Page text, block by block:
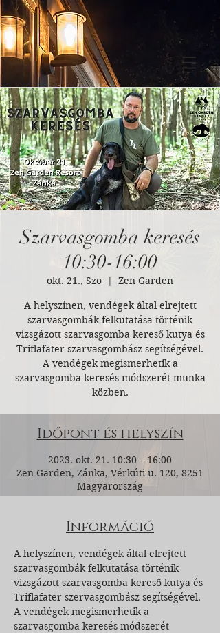
Szarvasgomba keresés
10:30-16:00
okt. 21., Szo
  |
Zen Garden
A helyszínen, vendégek által elrejtett
szarvasgombák felkutatása történik
vizsgázott szarvasgomba kereső kutya és
Triflafater szarvasgombász segítségével.
A vendégek megismerhetik a
szarvasgomba keresés módszerét munka
közben.
Időpont és helyszín
2023. okt. 21. 10:30 – 16:00
Zen Garden, Zánka, Vérkúti u. 120, 8251
Magyarország
Információ
A helyszínen, vendégek által elrejtett
szarvasgombák felkutatása történik
vizsgázott szarvasgomba kereső kutya és
Triflafater szervasgombász segítségével.
A vendégek megismerhetik a
szarvasgomba keresés módszerét